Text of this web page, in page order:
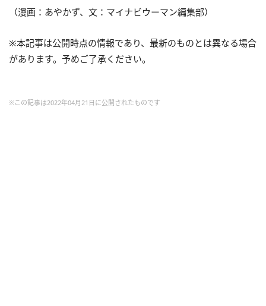
（漫画：あやかず、文：マイナビウーマン編集部）
※本記事は公開時点の情報であり、最新のものとは異なる場合
があります。予めご了承ください。
※この記事は2022年04月21日に公開されたものです